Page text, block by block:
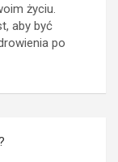
życiu.
aby być
po